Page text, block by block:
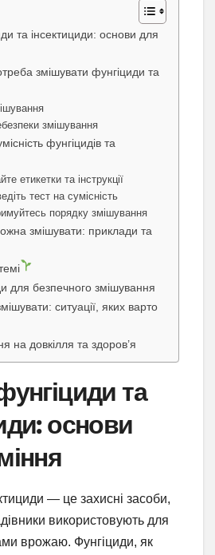
та інсектициди: основи для
змішувати фунгіциди та
змішування
фунгіцидів та
етикетки та інструкції
тест на сумісність
порядку змішування
змішувати: приклади та
для безпечного змішування
ситуації, яких варто
на довкілля та здоров’я
та
основи
— це захисні засоби,
використовують для
врожаю. Фунгіциди, як